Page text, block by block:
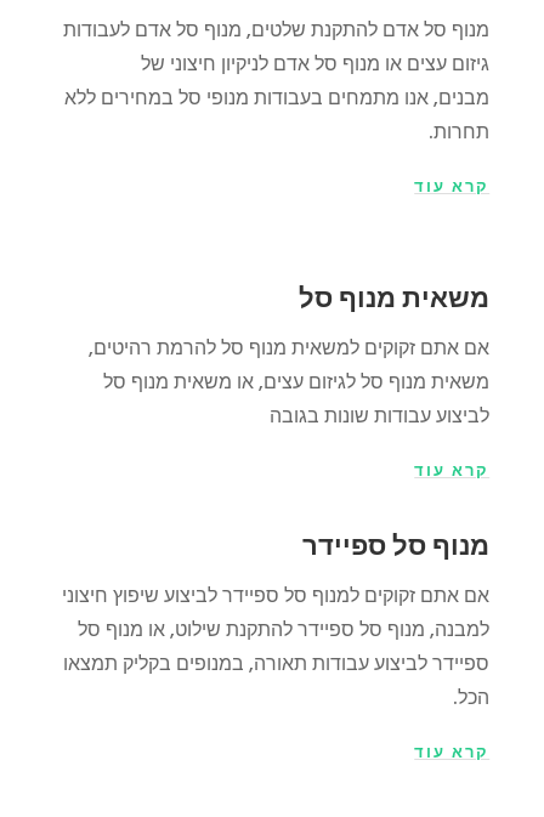
מנוף סל אדם להתקנת שלטים, מנוף סל אדם לעבודות
גיזום עצים או מנוף סל אדם לניקיון חיצוני של
מבנים, אנו מתמחים בעבודות מנופי סל במחירים ללא
תחרות.
קרא עוד
משאית מנוף סל
אם אתם זקוקים למשאית מנוף סל להרמת רהיטים,
משאית מנוף סל לגיזום עצים, או משאית מנוף סל
לביצוע עבודות שונות בגובה
קרא עוד
מנוף סל ספיידר
אם אתם זקוקים למנוף סל ספיידר לביצוע שיפוץ חיצוני
למבנה, מנוף סל ספיידר להתקנת שילוט, או מנוף סל
ספיידר לביצוע עבודות תאורה, במנופים בקליק תמצאו
הכל.
קרא עוד